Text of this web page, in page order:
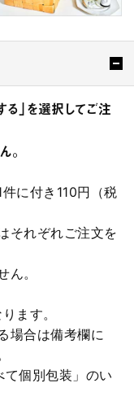
る」を選択してご注
。
に付き110円（税
それぞれご注文を
ん。
ます。
場合は備考欄に
個別包装」のい